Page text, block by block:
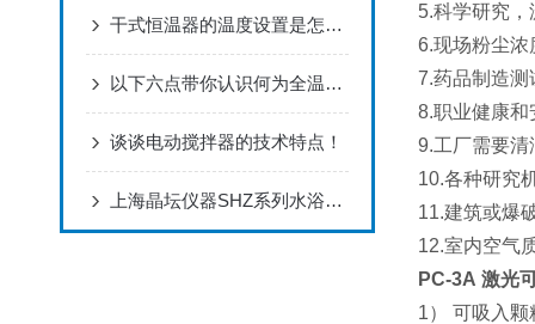
干式恒温器的温度设置是怎么样的呢？
以下六点带你认识何为全温振荡摇床的特点！
谈谈电动搅拌器的技术特点！
上海晶坛仪器SHZ系列水浴恒温振荡器，高配置低价格！
5.科学研究
6.现场粉尘浓
7.药品制造测
8.职业健康和
9.工厂需要
10.各种研究
11.建筑或爆
12.室内空气
PC-3A 激光
1） 可吸入